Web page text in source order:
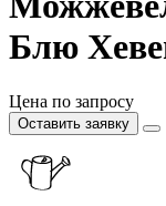
Блю
Цена по запросу
Оставить заявку